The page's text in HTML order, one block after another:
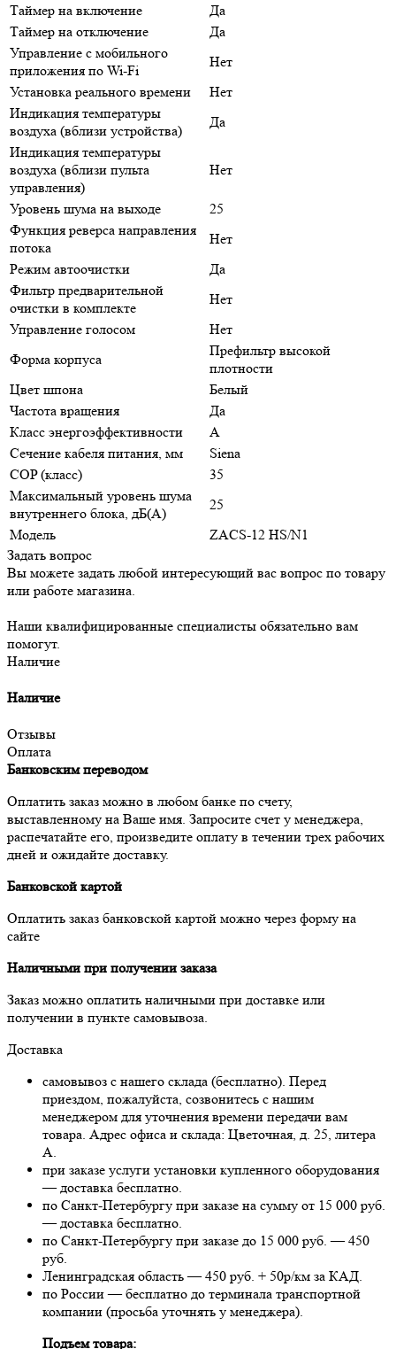
Таймер на включение
Да
Таймер на отключение
Да
Управление c мобильного
приложения по Wi-Fi
Нет
Установка реального времени
Нет
Индикация температуры
воздуха (вблизи устройства)
Да
Индикация температуры
воздуха (вблизи пульта
управления)
Нет
Уровень шума на выходе
25
Функция реверса направления
потока
Нет
Режим автоочистки
Да
Фильтр предварительной
очистки в комплекте
Нет
Управление голосом
Нет
Форма корпуса
Префильтр высокой
плотности
Цвет шпона
Белый
Частота вращения
Да
Класс энергоэффективности
A
Сечение кабеля питания, мм
Siena
COP (класс)
35
Максимальный уровень шума
внутреннего блока, дБ(А)
25
Модель
ZACS-12 HS/N1
Задать вопрос
Вы можете задать любой интересующий вас вопрос по товару
или работе магазина.
Наши квалифицированные специалисты обязательно вам
помогут.
Наличие
Наличие
Отзывы
Оплата
Банковским переводом
Оплатить заказ можно в любом банке по счету,
выставленному на Ваше имя. Запросите счет у менеджера,
распечатайте его, произведите оплату в течении трех рабочих
дней и ожидайте доставку.
Банковской картой
Оплатить заказ банковской картой можно через форму на
сайте
Наличными при получении заказа
Заказ можно оплатить наличными при доставке или
получении в пункте самовывоза.
Доставка
самовывоз с нашего склада (бесплатно). Перед
приездом, пожалуйста, созвонитесь с нашим
менеджером для уточнения времени передачи вам
товара. Адрес офиса и склада: Цветочная, д. 25, литера
А.
при заказе услуги установки купленного оборудования
— доставка бесплатно.
по Санкт-Петербургу при заказе на сумму от 15 000 руб.
— доставка бесплатно.
по Санкт-Петербургу при заказе до 15 000 руб. — 450
руб.
Ленинградская область — 450 руб. + 50р/км за КАД.
по России — бесплатно до терминала транспортной
компании (просьба уточнять у менеджера).
Подъем товара: